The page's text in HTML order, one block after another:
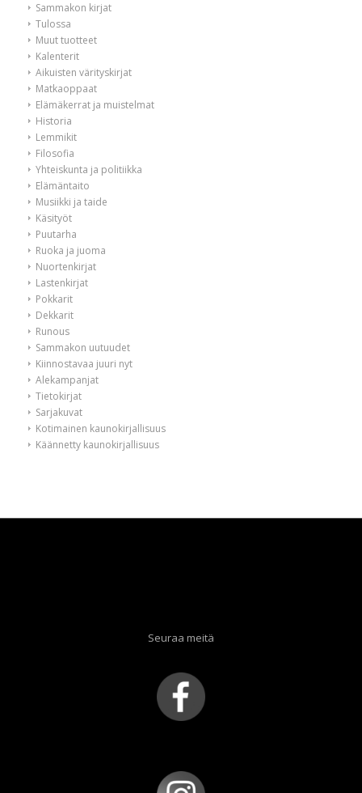
Sammakon kirjat
Tulossa
Muut tuotteet
Kalenterit
Aikuisten värityskirjat
Matkaoppaat
Elämäkerrat ja muistelmat
Historia
Lemmikit
Filosofia
Yhteiskunta ja politiikka
Elämäntaito
Musiikki ja taide
Käsityöt
Puutarha
Ruoka ja juoma
Nuortenkirjat
Lastenkirjat
Pokkarit
Dekkarit
Runous
Sammakon uutuudet
Kiinnostavaa juuri nyt
Alekampanjat
Tietokirjat
Sarjakuvat
Kotimainen kaunokirjallisuus
Käännetty kaunokirjallisuus
Seuraa meitä